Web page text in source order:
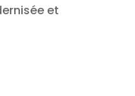
et